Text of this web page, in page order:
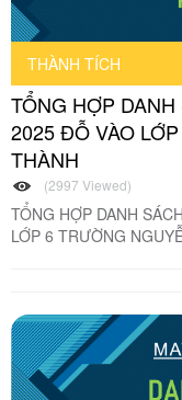
THÀNH TÍCH
TỔNG HỢP
2025 ĐỖ VÀO
THÀNH
(2997 Viewed)
TỔNG HỢP DANH
LỚP 6 TRƯỜNG